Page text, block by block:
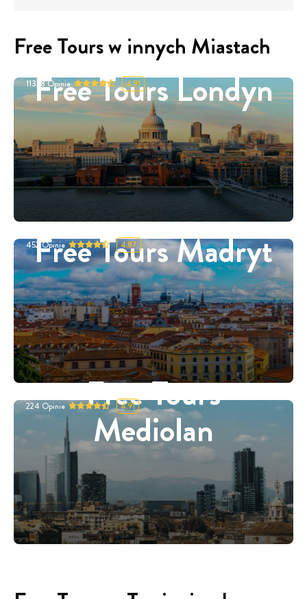
Free Tours w innych Miastach
Free Tours Londyn
11328Opinie 4.91
Free Tours Madryt
452 Opinie 4.87
Free Tours
Mediolan
224 Opinie 4.91